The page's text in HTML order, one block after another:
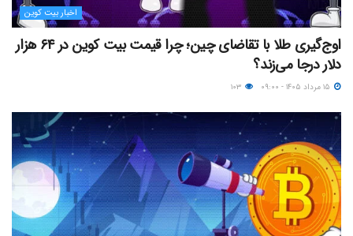
اخبار بیت کوین
اوج‌گیری طلا با تقاضای چین؛ چرا قیمت بیت کوین در ۶۴ هزار
دلار درجا می‌زند؟